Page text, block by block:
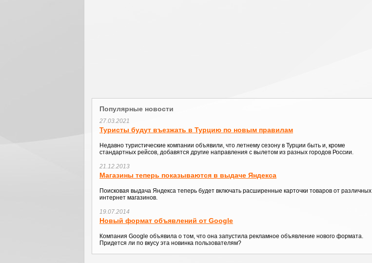
Популярные новости
27.03.2021
Туристы будут въезжать в Турцию по новым правилам
Недавно туристические компании объявили, что летнему сезону в Турции быть и, кроме
стандартных рейсов, добавятся другие направления с вылетом из разных городов России.
21.12.2013
Магазины теперь показываются в выдаче Яндекса
Поисковая выдача Яндекса теперь будет включать расширенные карточки товаров от различных
интернет магазинов.
19.07.2014
Новый формат объявлений от Google
Компания Google объявила о том, что она запустила рекламное объявление нового формата.
Придется ли по вкусу эта новинка пользователям?